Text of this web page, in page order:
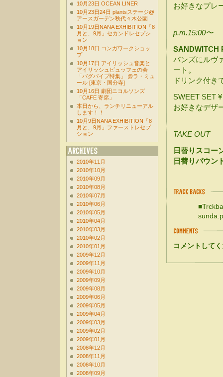
お好きなプレ
p.m.15:00〜
パンズにルヴ
ート。
ドリンク付き
SWEET SET
お好きなデザ
TAKE OUT
日替りスコ
日替りパウ
コメントして
10月23日 OCEAN LINER
10月23日24日 plantsステージ@
アースガーデン秋代々木公園
10月19日NANA EXHIBITION「8
月と、9月」セカンドレセプシ
ョン
10月18日 コンガワークショッ
プ
10月17日 アイリッシュ音楽と
アイリッシュビュッフェの会
「バグパイプ特集」 @ラ・ミュ
ール [東京・国分寺]
10月16日 劇団ニコルソンズ
「CAFE 寄席」
本日から、ランチリニューアル
します！！
10月9日NANA EXHIBITION「8
月と、9月」ファーストレセプ
ション
2010年11月
2010年10月
2010年09月
2010年08月
2010年07月
2010年06月
2010年05月
2010年04月
2010年03月
2010年02月
2010年01月
2009年12月
2009年11月
2009年10月
2009年09月
2009年08月
2009年06月
2009年05月
2009年04月
2009年03月
2009年02月
2009年01月
2008年12月
2008年11月
2008年10月
2008年09月